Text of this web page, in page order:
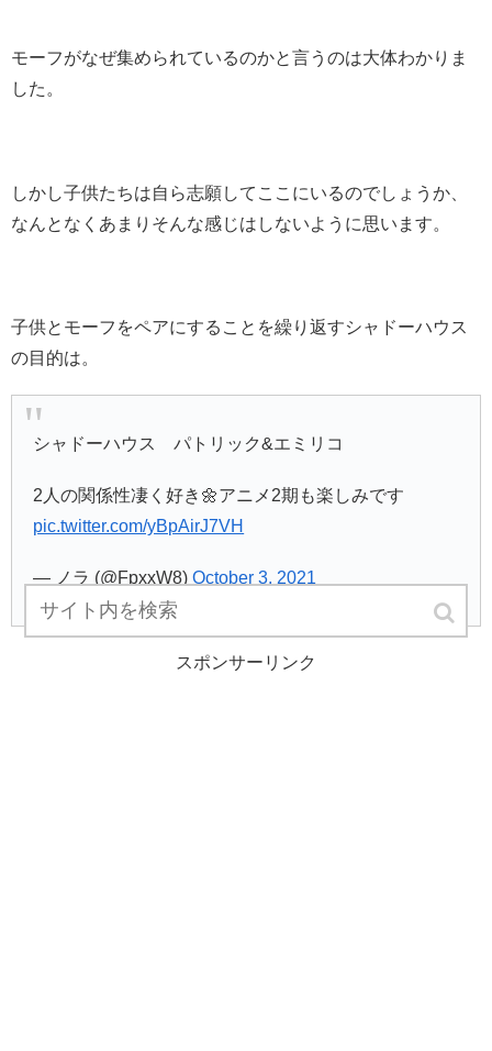
モーフがなぜ集められているのかと言うのは大体わかりま
した。
しかし子供たちは自ら志願してここにいるのでしょうか、
なんとなくあまりそんな感じはしないように思います。
子供とモーフをペアにすることを繰り返すシャドーハウス
の目的は。
シャドーハウス パトリック&エミリコ
2人の関係性凄く好き🌼アニメ2期も楽しみです
pic.twitter.com/yBpAirJ7VH
— ノラ (@FpxxW8)October 3, 2021
スポンサーリンク